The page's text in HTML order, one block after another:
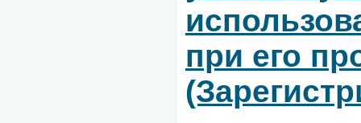
при его